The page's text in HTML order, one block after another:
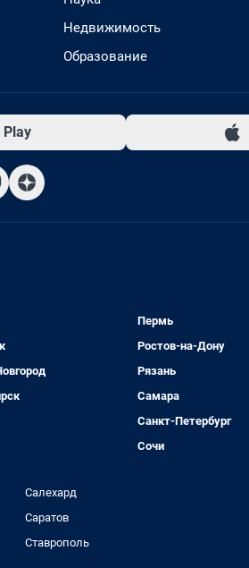
Недвижимость
Образование
Play
Пермь
Ростов-на-Дону
Рязань
Самара
Санкт-Петербург
Сочи
Салехард
Саратов
Ставрополь